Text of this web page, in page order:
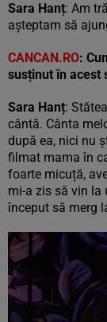
Sara Hanț: Am
așteptam să
CANCAN.RO:
susținut în acest
Sara Hanț:
cântă. Cânta
după ea, nici nu
filmat mama în
foarte micuță,
mi-a zis să vin la
început să merg